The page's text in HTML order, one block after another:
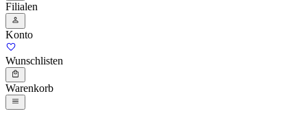
Filialen
Konto
Wunschlisten
Warenkorb